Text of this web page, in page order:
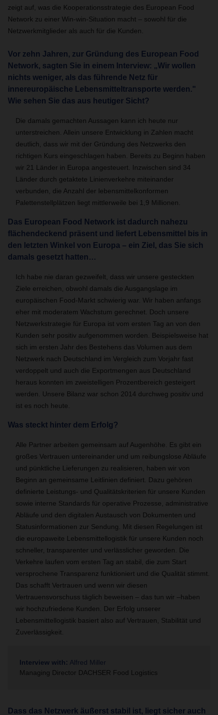
zeigt auf, was die Kooperationsstrategie des European Food
Network zu einer Win-win-Situation macht – sowohl für die
Netzwerkmitglieder als auch für die Kunden.
Vor zehn Jahren, zur Gründung des European Food
Network, sagten Sie in einem Interview: „Wir wollen
nichts weniger, als das führende Netz für
innereuropäische Lebensmitteltransporte werden."
Wie sehen Sie das aus heutiger Sicht?
Die damals gemachten Aussagen kann ich heute nur
unterstreichen. Allein unsere Entwicklung in Zahlen macht
deutlich, dass wir mit der Gründung des Netzwerks den
richtigen Kurs eingeschlagen haben. Bereits zu Beginn haben
wir 21 Länder in Europa angesteuert. Inzwischen sind 34
Länder durch getaktete Linienverkehre miteinander
verbunden, die Anzahl der lebensmittelkonformen
Palettenstellplätzen liegt mittlerweile bei 1,9 Millionen.
Das European Food Network ist dadurch nahezu
flächendeckend präsent und liefert Lebensmittel bis in
den letzten Winkel von Europa – ein Ziel, das Sie sich
damals gesetzt hatten…
Ich habe nie daran gezweifelt, dass wir unsere gesteckten
Ziele erreichen, obwohl damals die Ausgangslage im
europäischen Food-Markt schwierig war. Wir haben anfangs
eher mit moderatem Wachstum gerechnet. Doch unsere
Netzwerkstrategie für Europa ist vom ersten Tag an von den
Kunden sehr positiv aufgenommen worden. Beispielsweise hat
sich im ersten Jahr des Bestehens das Volumen aus dem
Netzwerk nach Deutschland im Vergleich zum Vorjahr fast
verdoppelt und auch die Exportmengen aus Deutschland
heraus konnten im zweistelligen Prozentbereich gesteigert
werden. Unsere Bilanz war schon 2014 durchweg positiv und
ist es noch heute.
Was steckt hinter dem Erfolg?
Alle Partner arbeiten gemeinsam auf Augenhöhe. Es gibt ein
großes Vertrauen untereinander und um reibungslose Abläufe
und pünktliche Lieferungen zu realisieren, haben wir von
Beginn an gemeinsame Leitlinien definiert. Dazu gehören
definierte Leistungs- und Qualitätskriterien für unsere Kunden
sowie interne Standards für operative Prozesse, administrative
Abläufe und den digitalen Austausch von Dokumenten und
Statusinformationen zur Sendung. Mit diesen Regelungen ist
die europaweite Lebensmittellogistik für unsere Kunden noch
schneller, transparenter und verlässlicher geworden. Die
Verkehre laufen vom ersten Tag an stabil, die zum Start
versprochene Transparenz funktioniert und die Qualität stimmt.
Das schafft Vertrauen und wenn wir diesen
Vertrauensvorschuss täglich beweisen – das tun wir –haben
wir hochzufriedene Kunden. Der Erfolg unserer
Lebensmittellogistik basiert also auf Vertrauen, Stabilität und
Zuverlässigkeit.
Interview with: Alfred Miller
Managing Director DACHSER Food Logistics
Dass das Netzwerk äußerst stabil ist, liegt sicher auch